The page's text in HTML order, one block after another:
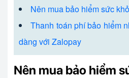
Nên mua bảo hiểm sức
Thanh toán phí bảo hiểm
dàng với Zalopay
Nên mua bảo hiểm